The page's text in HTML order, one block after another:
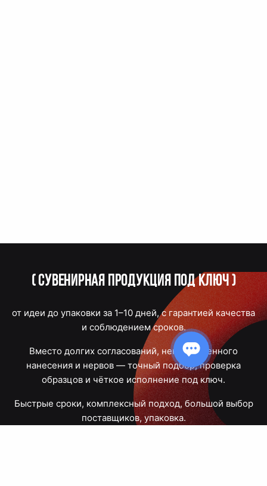
(Сувенирная продукция под ключ)
от идеи до упаковки за 1–10 дней, с гарантией качества
и соблюдением сроков.
Вместо долгих согласований, некачественного
нанесения и нервов — точный подбор, проверка
образцов и чёткое исполнение под ключ.
Быстрые сроки, комплексный подход, большой выбор
поставщиков, упаковка.